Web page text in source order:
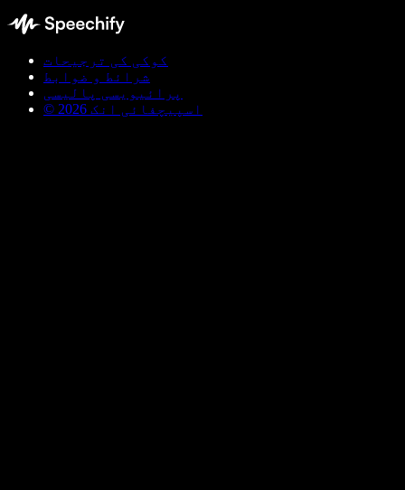
کوکی کی ترجیحات
شرائط و ضوابط
پرائیویسی پالیسی
© اسپیچفائی انک 2026